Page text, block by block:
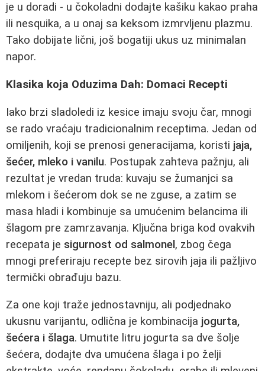
je u doradi - u čokoladni dodajte kašiku kakao praha
ili nesquika, a u onaj sa keksom izmrvljenu plazmu.
Tako dobijate lični, još bogatiji ukus uz minimalan
napor.
Klasika koja Oduzima Dah: Domaci Recepti
Iako brzi sladoledi iz kesice imaju svoju čar, mnogi
se rado vraćaju tradicionalnim receptima. Jedan od
omiljenih, koji se prenosi generacijama, koristi jaja,
šećer, mleko i vanilu. Postupak zahteva pažnju, ali
rezultat je vredan truda: kuvaju se žumanjci sa
mlekom i šećerom dok se ne zguse, a zatim se
masa hladi i kombinuje sa umućenim belancima ili
šlagom pre zamrzavanja. Ključna briga kod ovakvih
recepata je sigurnost od salmonel, zbog čega
mnogi preferiraju recepte bez sirovih jaja ili pažljivo
termički obrađuju bazu.
Za one koji traže jednostavniju, ali podjednako
ukusnu varijantu, odlična je kombinacija jogurta,
šećera i šlaga. Umutite litru jogurta sa dve šolje
šećera, dodajte dva umućena šlaga i po želji